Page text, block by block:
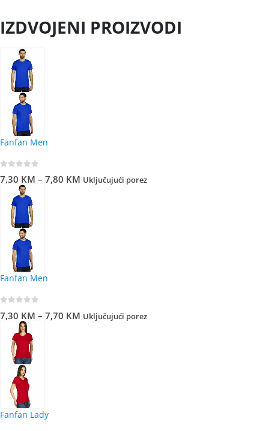
IZDVOJENI PROIZVODI
Fanfan Men
7,30 KM – 7,80 KM Uključujući porez
Fanfan Men
7,30 KM – 7,70 KM Uključujući porez
Fanfan Lady